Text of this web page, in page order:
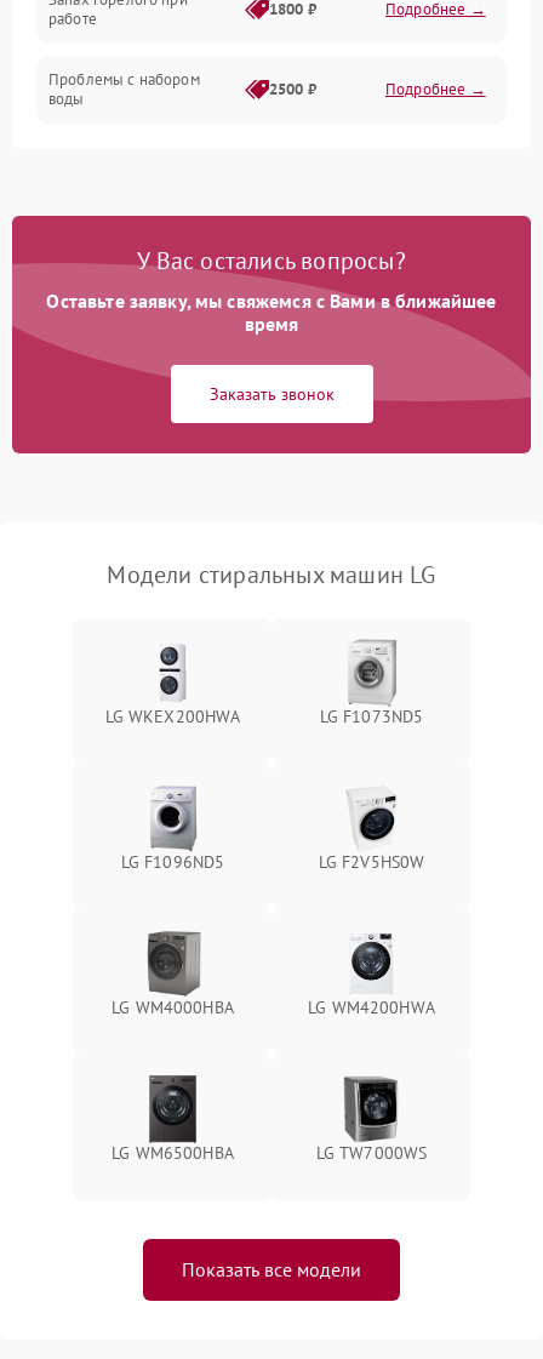
работе
1800 ₽ Подробнее →
Проблемы с набором
воды
2500 ₽ Подробнее →
Замена платы управления 2200 ₽ Подробнее →
У Вас остались вопросы?
Оставьте заявку, мы свяжемся с Вами в ближайшее
время
Заказать звонок
Модели стиральных машин LG
LG WKEX200HWA LG F1073ND5
LG F1096ND5 LG F2V5HS0W
LG WM4000HBA LG WM4200HWA
LG WM6500HBA LG TW7000WS
Показать все модели